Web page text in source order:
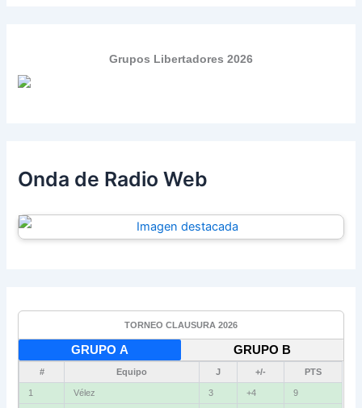
Grupos Libertadores 2026
Onda de Radio Web
TORNEO CLAUSURA 2026
GRUPO A GRUPO B
# Equipo J +/- PTS
1 Vélez 3 +4 9